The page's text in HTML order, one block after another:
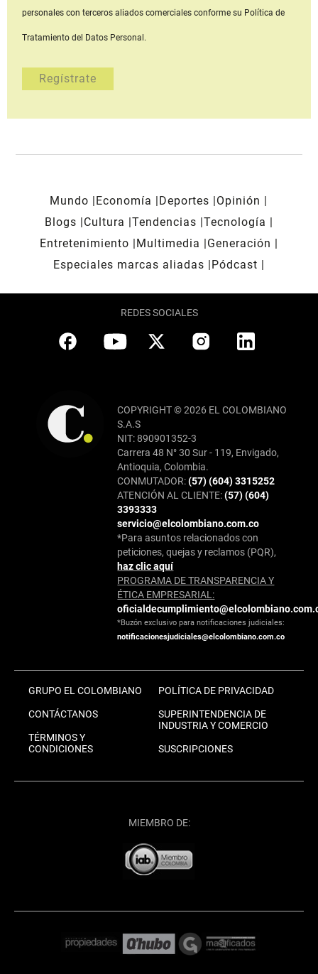
personales con terceros aliados comerciales conforme su Política de
Tratamiento del Datos Personal.
Mundo Economía Deportes
Opinión
Blogs
Cultura Tendencias Tecnología
Entretenimiento
Multimedia
Generación
Especiales marcas aliadas
Pódcast
REDES SOCIALES
COPYRIGHT © 2026 EL COLOMBIANO
S.A.S
NIT: 890901352-3
Carrera 48 N° 30 Sur - 119, Envigado,
Antioquia, Colombia.
CONMUTADOR:(57) (604) 3315252
ATENCIÓN AL CLIENTE:(57) (604)
3393333
servicio@elcolombiano.com.co
*Para asuntos relacionados con
peticiones, quejas y reclamos (PQR),
haz clic aquí
PROGRAMA DE TRANSPARENCIA Y
ÉTICA EMPRESARIAL:
*Buzón exclusivo para notificaciones judiciales:
notificacionesjudiciales@elcolombiano.com.co
GRUPO EL COLOMBIANO
CONTÁCTANOS
TÉRMINOS Y
CONDICIONES
POLÍTICA DE PRIVACIDAD
SUPERINTENDENCIA DE
INDUSTRIA Y COMERCIO
SUSCRIPCIONES
MIEMBRO DE: